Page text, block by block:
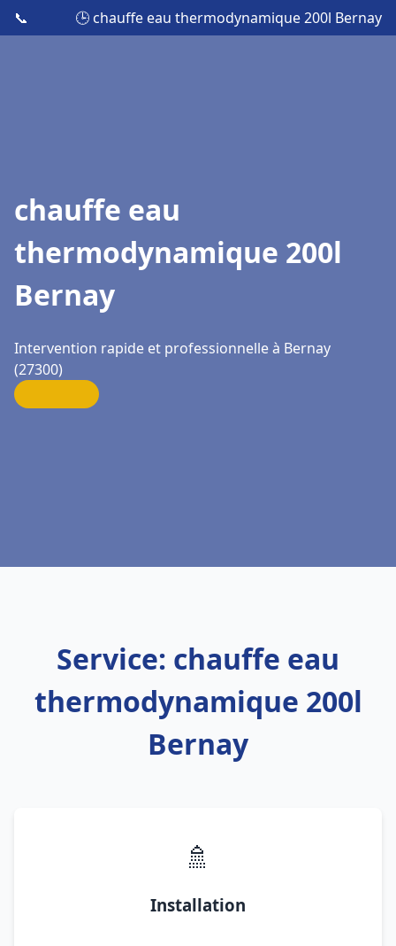
📞 🕒 chauffe eau thermodynamique 200l Bernay
chauffe eau
thermodynamique 200l
Bernay
Intervention rapide et professionnelle à Bernay
(27300)
Service: chauffe eau
thermodynamique 200l
Bernay
🚿
Installation